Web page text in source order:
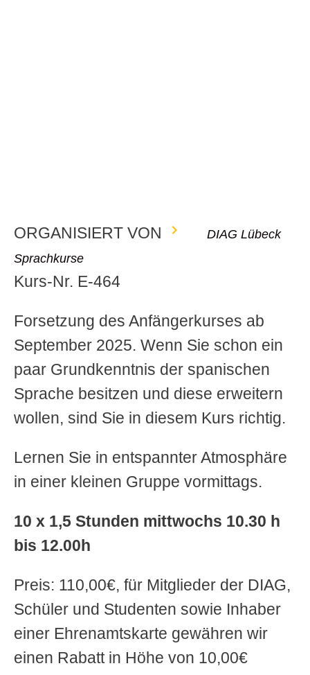
ORGANISIERT VON
DIAG Lübeck
Sprachkurse
Kurs-Nr. E-464
Forsetzung des Anfängerkurses ab
September 2025. Wenn Sie schon ein
paar Grundkenntnis der spanischen
Sprache besitzen und diese erweitern
wollen, sind Sie in diesem Kurs richtig.
Lernen Sie in entspannter Atmosphäre
in einer kleinen Gruppe vormittags.
10 x 1,5 Stunden mittwochs 10.30 h
bis 12.00h
Preis: 110,00€, für Mitglieder der DIAG,
Schüler und Studenten sowie Inhaber
einer Ehrenamtskarte gewähren wir
einen Rabatt in Höhe von 10,00€